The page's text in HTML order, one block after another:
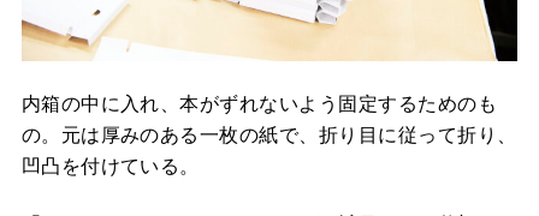
内箱の中に入れ、本がずれないよう固定するためのも
の。元は厚みのある一枚の紙で、折り目に従って折り、
凹凸を付けている。